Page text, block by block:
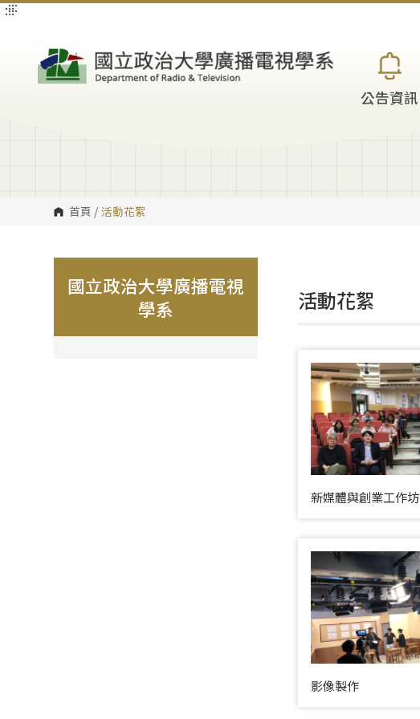
跳
:::
公告資訊
首頁 / 活動花絮
國立政治大學廣播電視
學系
:::
活動花絮
新媒體與創業工作坊
影像製作